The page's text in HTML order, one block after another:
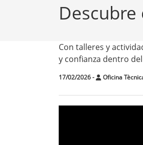
Descubre
Con talleres y
y confianza dentro
17/02/2026- Oficina